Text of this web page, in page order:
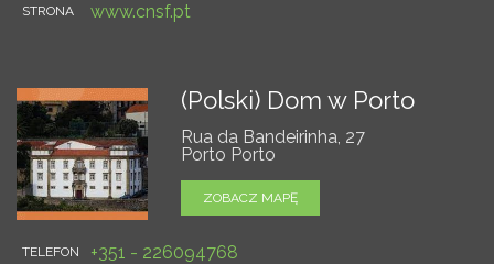
STRONA www.cnsf.pt
(Polski) Dom w Porto
Rua da Bandeirinha, 27
Porto Porto
ZOBACZ MAPĘ
TELEFON +351 - 226094768